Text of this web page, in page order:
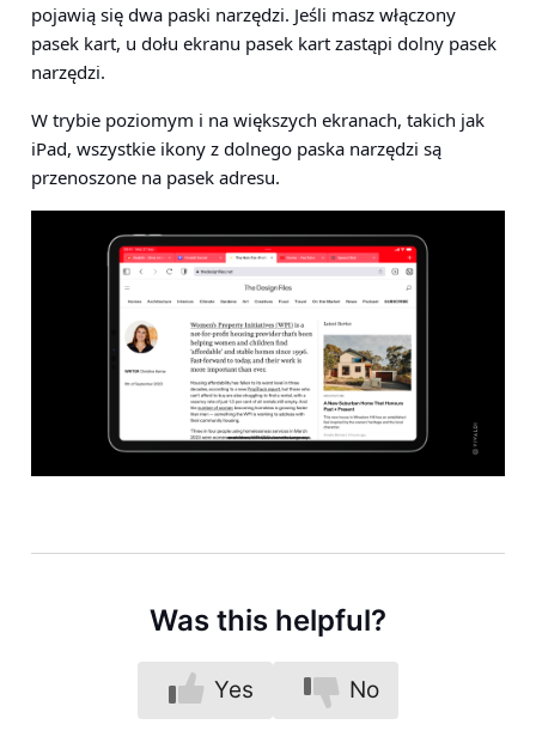
pojawią się dwa paski narzędzi. Jeśli masz włączony
pasek kart, u dołu ekranu pasek kart zastąpi dolny pasek
narzędzi.
W trybie poziomym i na większych ekranach, takich jak
iPad, wszystkie ikony z dolnego paska narzędzi są
przenoszone na pasek adresu.
Was this helpful?
Yes No